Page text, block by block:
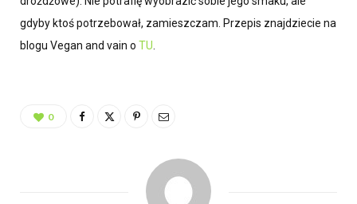
gdyby ktoś potrzebował, zamieszczam. Przepis znajdziecie na
blogu Vegan and vain o TU
0